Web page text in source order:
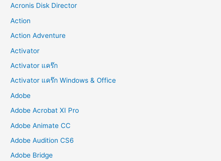
Acronis Disk Director
Action
Action Adventure
Activator
Activator แคร๊ก
Activator แคร๊ก Windows & Office
Adobe
Adobe Acrobat XI Pro
Adobe Animate CC
Adobe Audition CS6
Adobe Bridge